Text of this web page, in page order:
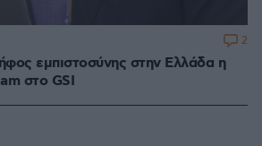
εμπιστοσύνης στην Ελλάδα η
στο GSI
2